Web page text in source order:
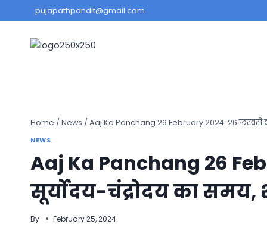
to
pujapathpandit@gmail.com
Home / News / Aaj Ka Panchang 26 February 2024: 26 फरवरी
NEWS
Aaj Ka Panchang 26
सूर्योदय-चंद्रोदय का
By February 25, 2024